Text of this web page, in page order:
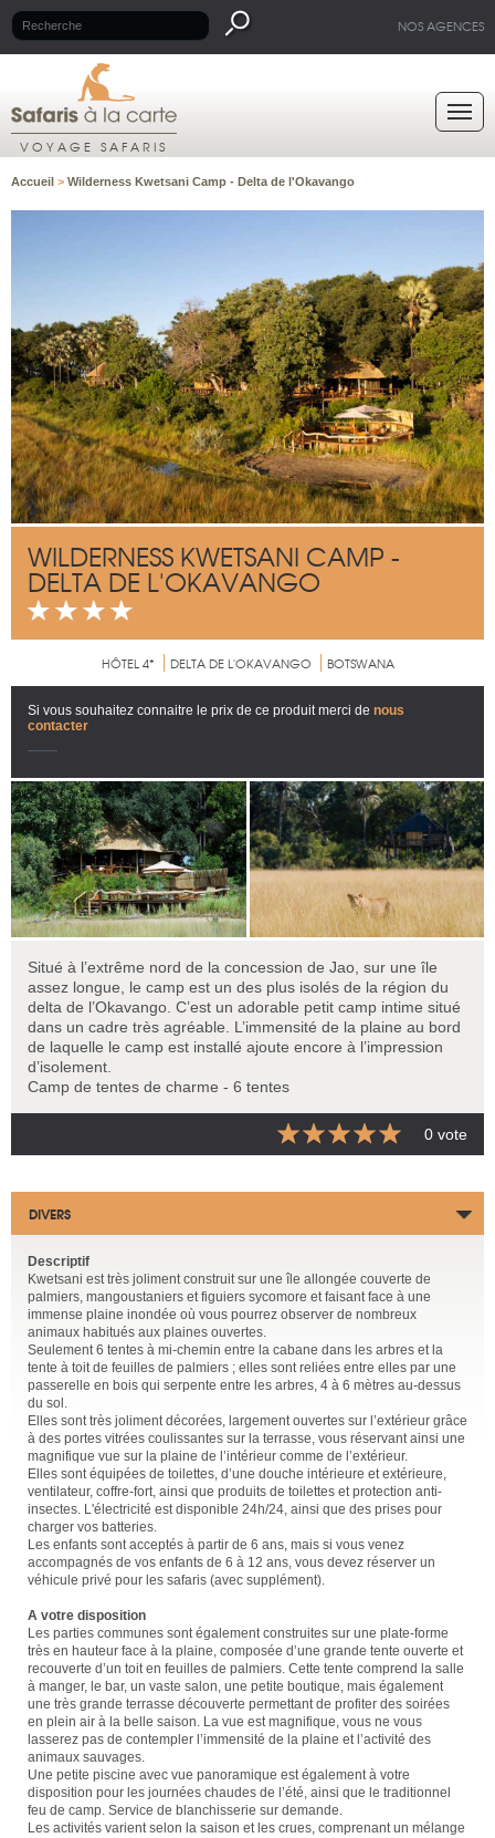
NOS AGENCES
VOYAGE SAFARIS
Accueil > Wilderness Kwetsani Camp - Delta de l'Okavango
WILDERNESS KWETSANI CAMP -
DELTA DE L'OKAVANGO
HÔTEL 4* DELTA DE L'OKAVANGO BOTSWANA
Si vous souhaitez connaitre le prix de ce produit merci de nous
contacter
Situé à l’extrême nord de la concession de Jao, sur une île
assez longue, le camp est un des plus isolés de la région du
delta de l’Okavango. C’est un adorable petit camp intime situé
dans un cadre très agréable. L’immensité de la plaine au bord
de laquelle le camp est installé ajoute encore à l’impression
d’isolement.
Camp de tentes de charme - 6 tentes
0 vote
DIVERS
Descriptif
Kwetsani est très joliment construit sur une île allongée couverte de
palmiers, mangoustaniers et figuiers sycomore et faisant face à une
immense plaine inondée où vous pourrez observer de nombreux
animaux habitués aux plaines ouvertes.
Seulement 6 tentes à mi-chemin entre la cabane dans les arbres et la
tente à toit de feuilles de palmiers ; elles sont reliées entre elles par une
passerelle en bois qui serpente entre les arbres, 4 à 6 mètres au-dessus
du sol.
Elles sont très joliment décorées, largement ouvertes sur l’extérieur grâce
à des portes vitrées coulissantes sur la terrasse, vous réservant ainsi une
magnifique vue sur la plaine de l’intérieur comme de l’extérieur.
Elles sont équipées de toilettes, d’une douche intérieure et extérieure,
ventilateur, coffre-fort, ainsi que produits de toilettes et protection anti-
insectes. L'électricité est disponible 24h/24, ainsi que des prises pour
charger vos batteries.
Les enfants sont acceptés à partir de 6 ans, mais si vous venez
accompagnés de vos enfants de 6 à 12 ans, vous devez réserver un
véhicule privé pour les safaris (avec supplément).
A votre disposition
Les parties communes sont également construites sur une plate-forme
très en hauteur face à la plaine, composée d’une grande tente ouverte et
recouverte d’un toit en feuilles de palmiers. Cette tente comprend la salle
à manger, le bar, un vaste salon, une petite boutique, mais également
une très grande terrasse découverte permettant de profiter des soirées
en plein air à la belle saison. La vue est magnifique, vous ne vous
lasserez pas de contempler l’immensité de la plaine et l’activité des
animaux sauvages.
Une petite piscine avec vue panoramique est également à votre
disposition pour les journées chaudes de l’été, ainsi que le traditionnel
feu de camp. Service de blanchisserie sur demande.
Les activités varient selon la saison et les crues, comprenant un mélange